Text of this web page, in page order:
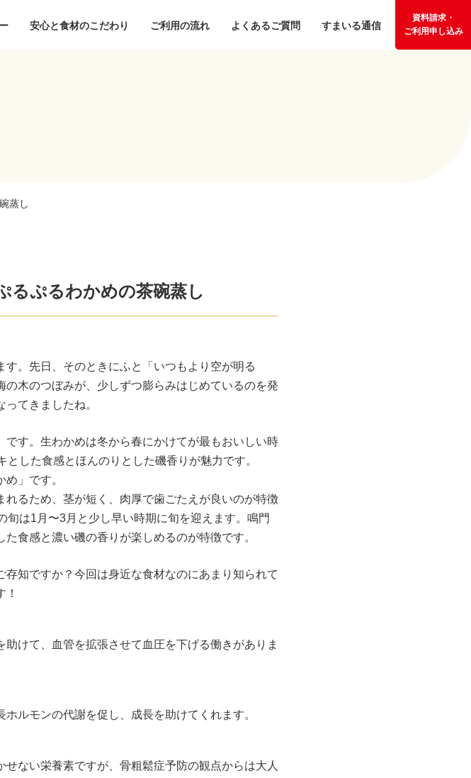
安心と食材のこだわり ご利用の流れ よくあるご質問 すまいる通信
資料請求・
ご利用申し込み
蒸し
るぷるわかめの茶碗蒸し
。先日、そのときにふと「いつもより空が明る
木のつぼみが、少しずつ膨らみはじめているのを発
てきましたね。
す。生わかめは冬から春にかけてが最もおいしい時
した食感とほんのりとした磯香りが魅力です。
」です。
るため、茎が短く、肉厚で歯ごたえが良いのが特徴
は1月〜3月と少し早い時期に旬を迎えます。鳴門
食感と濃い磯の香りが楽しめるのが特徴です。
知ですか？今回は身近な食材なのにあまり知られて
けて、血管を拡張させて血圧を下げる働きがありま
ルモンの代謝を促し、成長を助けてくれます。
ない栄養素ですが、骨粗鬆症予防の観点からは大人